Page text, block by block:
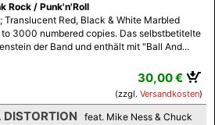
Rock / Punk'n'Roll
Translucent Red, Black & White Marbled
3000 numbered copies. Das selbstbetitelte
der Band und enthält mit "Ball And...
30,00 €
(zzgl. Versandkosten)
DISTORTION
feat. Mike Ness & Chuck